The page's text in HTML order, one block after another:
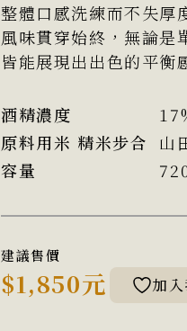
整體口感洗練而不失厚
風味貫穿始終，無論是
皆能展現出出色的平衡
酒精濃度
原料用米 精米步合
山
容量
建議售價
$1,850元 加